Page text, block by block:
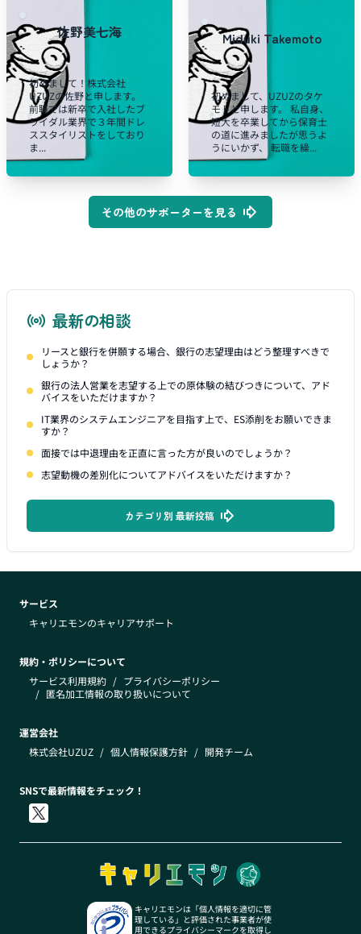
佐野美七海
初めまして！株式会社
UZUZの佐野と申します。
前職では新卒で入社したブ
ライダル業界で３年間ドレ
ススタイリストをしており
ま...
Miduki Takemoto
初めまして、UZUZのタケ
モトと申します。 私自身、
短大を卒業してから保育士
の道に進みましたが思うよ
うにいかず、 転職を繰...
その他のサポーターを見る
最新の相談
リースと銀行を併願する場合、銀行の志望理由はどう整理すべきで
しょうか？
銀行の法人営業を志望する上での原体験の結びつきについて、アド
バイスをいただけますか？
IT業界のシステムエンジニアを目指す上で、ES添削をお願いできま
すか？
面接では中退理由を正直に言った方が良いのでしょうか？
志望動機の差別化についてアドバイスをいただけますか？
カテゴリ別 最新投稿
サービス
キャリエモンのキャリアサポート
規約・ポリシーについて
サービス利用規約 / プライバシーポリシー
/ 匿名加工情報の取り扱いについて
運営会社
株式会社UZUZ / 個人情報保護方針 / 開発チーム
SNSで最新情報をチェック！
キャリエモンは「個人情報を適切に管
理している」と評価された事業者が使
用できるプライバシーマークを取得し